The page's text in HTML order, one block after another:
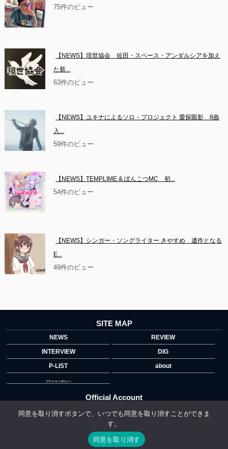
75件のビュー
【NEWS】現世協会　佐田・スペース・アンダルシアを加え
た新...
63件のビュー
【NEWS】ユキナによるソロ・プロジェクト 愛探眼影　8曲
入...
59件のビュー
【NEWS】TEMPLIME & ぽんこつMC　初...
54件のビュー
【NEWS】シンガー・ソングライター きやすめ　遺作となる
E...
49件のビュー
SITE MAP
NEWS
REVIEW
INTERVIEW
DIG
P-LIST
about
プライバシーポリシー
Official Account
Copyright © 2014 copyrights.indiegrab.jp All Rights Reserved.
同意を取り消すボタンで、いつでも同意を取り消すことができま
す。
同意を取り消す